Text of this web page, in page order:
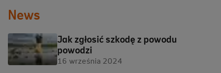
News
Jak zgłosić szkodę z powodu
powodzi
16 września 2024